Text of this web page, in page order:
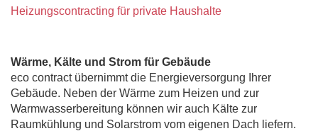
Heizungscontracting für private Haushalte
Wärme, Kälte und Strom für Gebäude
eco contract übernimmt die Energieversorgung Ihrer
Gebäude. Neben der Wärme zum Heizen und zur
Warmwasserbereitung können wir auch Kälte zur
Raumkühlung und Solarstrom vom eigenen Dach liefern.